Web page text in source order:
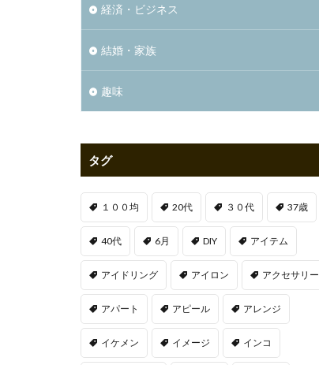
経済・ビジネス
結婚・家族
趣味
タグ
１００均 20代 ３０代 37歳
40代 6月 DIY アイテム
アイドリング アイロン アクセサリー
アパート アピール アレンジ
イケメン イメージ インコ